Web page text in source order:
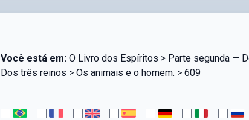
Você está em:O Livro dos Espíritos > Parte segunda —
Dos três reinos > Os animais e o homem. > 609